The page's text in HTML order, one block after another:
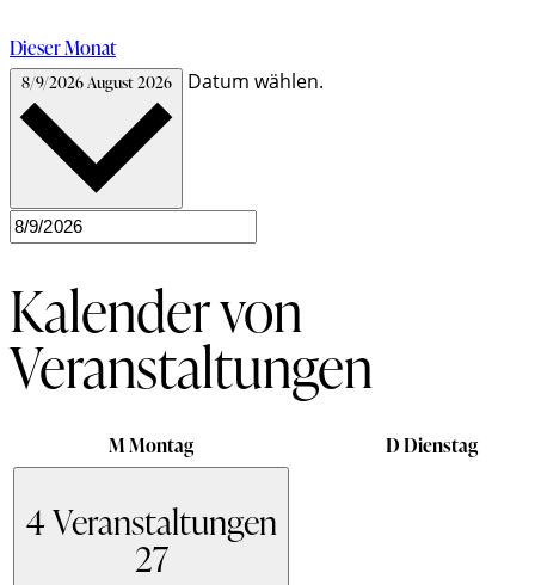
Dieser Monat
8/9/2026August 2026 Datum wählen.
Kalender von
Veranstaltungen
MMontag DDienstag
4 Veranstaltungen
27